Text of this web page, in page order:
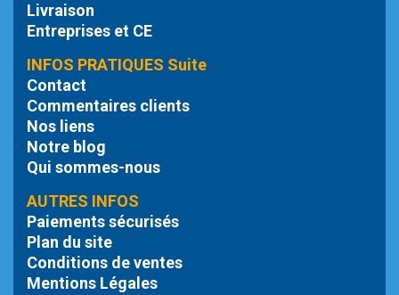
Livraison
Entreprises et CE
INFOS PRATIQUES Suite
Contact
Commentaires clients
Nos liens
Notre blog
Qui sommes-nous
AUTRES INFOS
Paiements sécurisés
Plan du site
Conditions de ventes
Mentions Légales